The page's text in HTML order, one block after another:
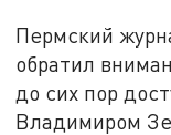
Пермский
обратил
до сих пор
Владимиром